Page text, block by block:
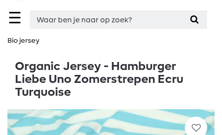
☰
Bio jersey
Organic Jersey - Hamburger
Liebe Uno Zomerstrepen Ecru
Turquoise